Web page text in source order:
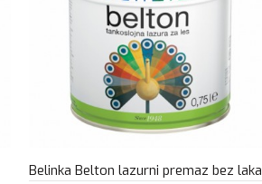
Belinka Belton lazurni premaz bez laka